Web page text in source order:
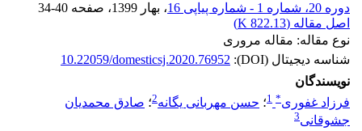
دوره 20، شماره 1 - شماره پیاپی 16
، بهار 1399 ، صفحه 34-40
اصل مقاله (822.13 K
)
نوع مقاله: مقاله مروری
شناسه دیجیتال (DOI):
10.22059/domesticsj.2020.76952
نویسندگان
فرزاد غفوری*
1؛ حسن مهربانی یگانه2؛ صادق محمدیان
جشوقانی3